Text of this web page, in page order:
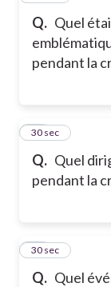
Q. Quel
pendant la
Q. Quel
pendant la
20
30 sec
Q. Quel
21
30 sec